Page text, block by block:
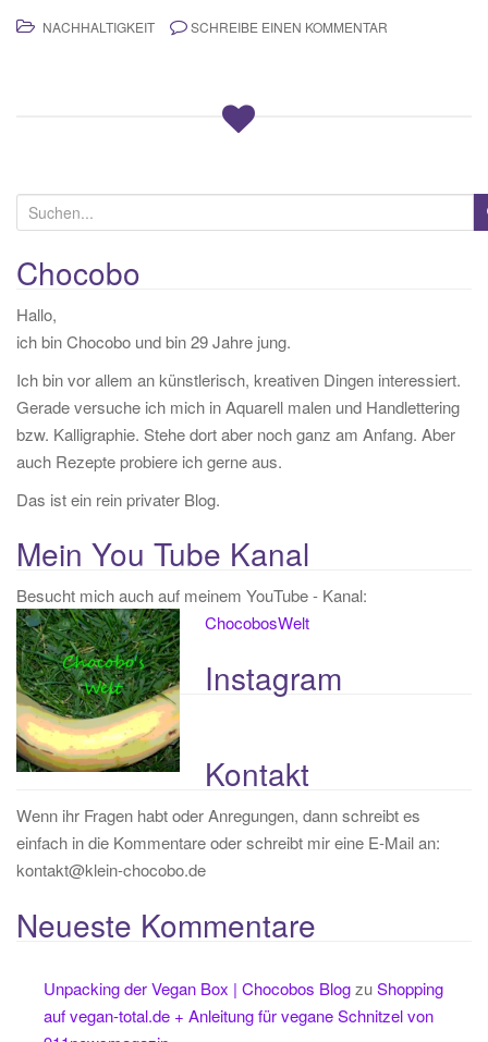
NACHHALTIGKEIT SCHREIBE EINEN KOMMENTAR
u
c
h
e
n
a
c
h
Chocobo
Hallo,
ich bin Chocobo und bin 29 Jahre jung.
Ich bin vor allem an künstlerisch, kreativen Dingen interessiert.
Gerade versuche ich mich in Aquarell malen und Handlettering
bzw. Kalligraphie. Stehe dort aber noch ganz am Anfang. Aber
auch Rezepte probiere ich gerne aus.
Das ist ein rein privater Blog.
Mein You Tube Kanal
Besucht mich auch auf meinem YouTube - Kanal:
ChocobosWelt
Instagram
Kontakt
Wenn ihr Fragen habt oder Anregungen, dann schreibt es
einfach in die Kommentare oder schreibt mir eine E-Mail an:
kontakt@klein-chocobo.de
Neueste Kommentare
Unpacking der Vegan Box | Chocobos BlogzuShopping
auf vegan-total.de + Anleitung für vegane Schnitzel von